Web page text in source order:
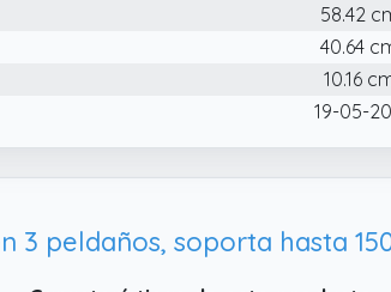
a la corrosión y puede soportar hasta
El pedal grueso y ancho está
patas, que proporcionan una
58.42
40.64
10.16
19-05-
3 peldaños, soporta hasta